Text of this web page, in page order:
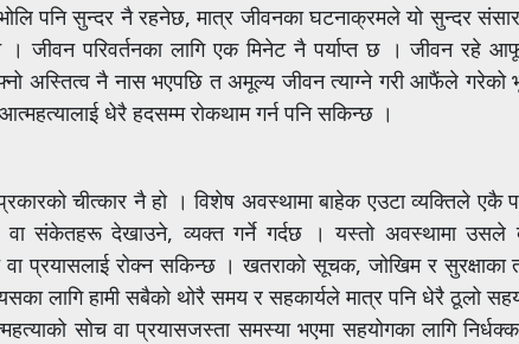
पनि सुन्दर नै रहनेछ, मात्र जीवनका घटनाक्रमले यो सुन्दर
। जीवन परिवर्तनका लागि एक मिनेट नै पर्याप्त छ । जीवन रहे
अस्तित्व नै नास भएपछि त अमूल्य जीवन त्याग्ने गरी आफैंले गरेको
धेरै हदसम्म रोकथाम गर्न पनि सकिन्छ ।
चीत्कार नै हो । विशेष अवस्थामा बाहेक एउटा व्यक्तिले एकै
वा संकेतहरू देखाउने, व्यक्त गर्ने गर्दछ । यस्तो अवस्थामा उसले
वा प्रयासलाई रोक्न सकिन्छ । खतराको सूचक, जोखिम र सुरक्षाका
लागि हामी सबैको थोरै समय र सहकार्यले मात्र पनि धेरै ठूलो
सोच वा प्रयासजस्ता समस्या भएमा सहयोगका लागि निर्धक्क